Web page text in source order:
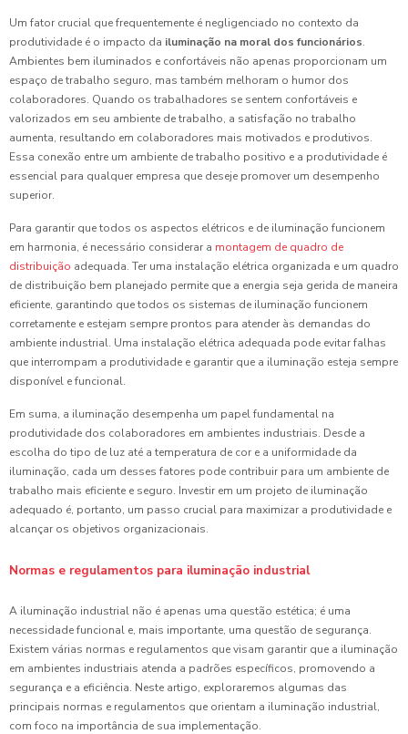
Um fator crucial que frequentemente é negligenciado no contexto da
produtividade é o impacto da iluminação na moral dos funcionários.
Ambientes bem iluminados e confortáveis não apenas proporcionam um
espaço de trabalho seguro, mas também melhoram o humor dos
colaboradores. Quando os trabalhadores se sentem confortáveis e
valorizados em seu ambiente de trabalho, a satisfação no trabalho
aumenta, resultando em colaboradores mais motivados e produtivos.
Essa conexão entre um ambiente de trabalho positivo e a produtividade é
essencial para qualquer empresa que deseje promover um desempenho
superior.
Para garantir que todos os aspectos elétricos e de iluminação funcionem
em harmonia, é necessário considerar a montagem de quadro de
distribuição adequada. Ter uma instalação elétrica organizada e um quadro
de distribuição bem planejado permite que a energia seja gerida de maneira
eficiente, garantindo que todos os sistemas de iluminação funcionem
corretamente e estejam sempre prontos para atender às demandas do
ambiente industrial. Uma instalação elétrica adequada pode evitar falhas
que interrompam a produtividade e garantir que a iluminação esteja sempre
disponível e funcional.
Em suma, a iluminação desempenha um papel fundamental na
produtividade dos colaboradores em ambientes industriais. Desde a
escolha do tipo de luz até a temperatura de cor e a uniformidade da
iluminação, cada um desses fatores pode contribuir para um ambiente de
trabalho mais eficiente e seguro. Investir em um projeto de iluminação
adequado é, portanto, um passo crucial para maximizar a produtividade e
alcançar os objetivos organizacionais.
Normas e regulamentos para iluminação industrial
A iluminação industrial não é apenas uma questão estética; é uma
necessidade funcional e, mais importante, uma questão de segurança.
Existem várias normas e regulamentos que visam garantir que a iluminação
em ambientes industriais atenda a padrões específicos, promovendo a
segurança e a eficiência. Neste artigo, exploraremos algumas das
principais normas e regulamentos que orientam a iluminação industrial,
com foco na importância de sua implementação.